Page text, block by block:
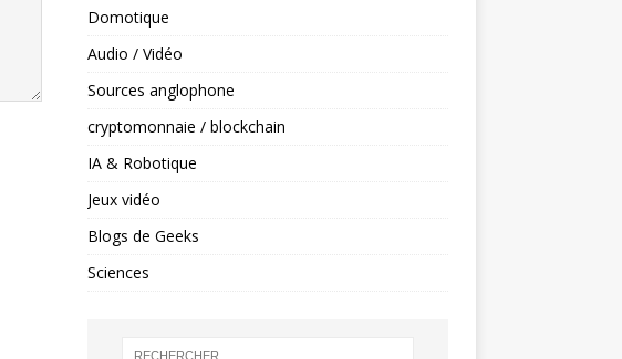
Domotique
Audio / Vidéo
Sources anglophone
cryptomonnaie / blockchain
IA & Robotique
Jeux vidéo
Blogs de Geeks
Sciences